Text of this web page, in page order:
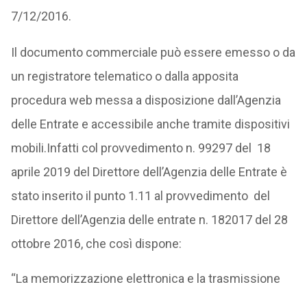
7/12/2016.
Il documento commerciale può essere emesso o da
un registratore telematico o dalla apposita
procedura web messa a disposizione dall’Agenzia
delle Entrate e accessibile anche tramite dispositivi
mobili.Infatti col provvedimento n. 99297 del 18
aprile 2019 del Direttore dell’Agenzia delle Entrate è
stato inserito il punto 1.11 al provvedimento del
Direttore dell’Agenzia delle entrate n. 182017 del 28
ottobre 2016, che così dispone:
“La memorizzazione elettronica e la trasmissione